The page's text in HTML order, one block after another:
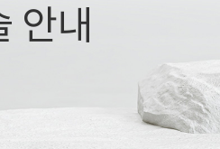
안내